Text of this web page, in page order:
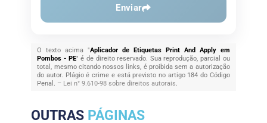
Enviar
O texto acima "Aplicador de Etiquetas Print And Apply em
Pombos - PE" é de direito reservado. Sua reprodução, parcial ou
total, mesmo citando nossos links, é proibida sem a autorização
do autor. Plágio é crime e está previsto no artigo 184 do Código
Penal. – Lei n° 9.610-98 sobre direitos autorais.
OUTRAS PÁGINAS